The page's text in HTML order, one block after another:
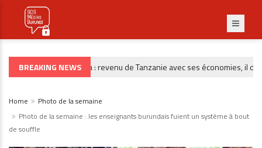
BREAKING NEWS
CRIMINALITÉ Burunga : revenu de Tanzanie avec ses économies, il
Home
Photo de la semaine
Photo de la semaine : les enseignants burundais fuient un système à bout
de souffle